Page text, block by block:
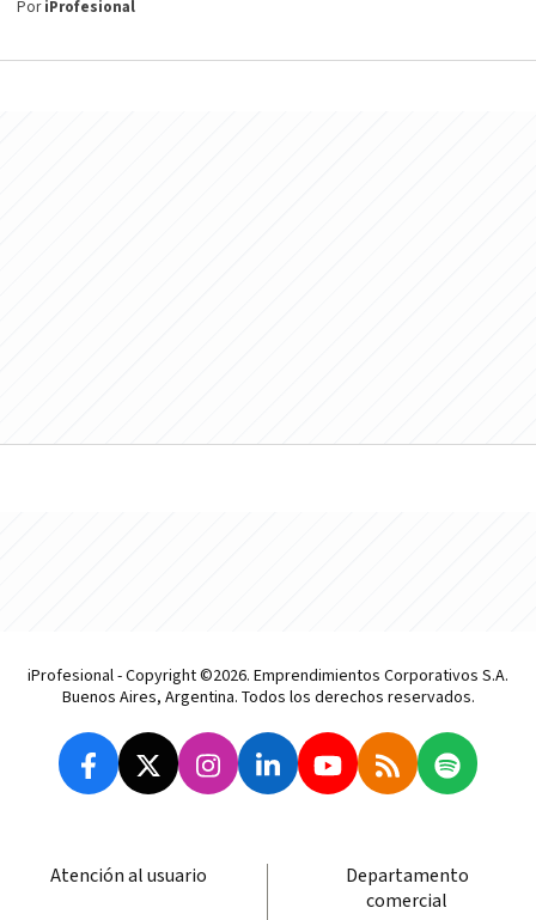
PoriProfesional
iProfesional - Copyright ©2026. Emprendimientos Corporativos S.A.
Buenos Aires, Argentina. Todos los derechos reservados.
Atención al usuario
Departamento
comercial